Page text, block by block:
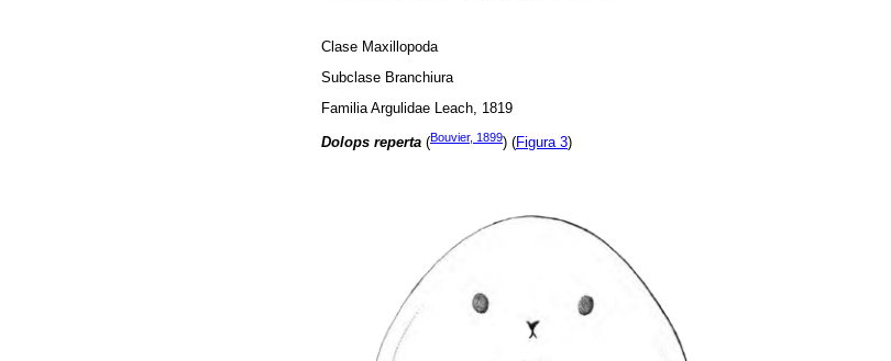
Clase Maxillopoda
Subclase Branchiura
Familia Argulidae Leach, 1819
Dolops reperta (Bouvier, 1899) (Figura 3)